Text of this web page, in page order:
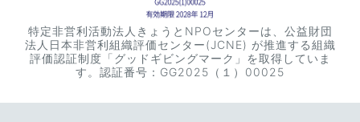
特定非営利活動法人きょうとNPOセンターは、公益財団
法人日本非営利組織評価センター(JCNE) が推進する組織
評価認証制度「グッドギビングマーク」を取得していま
す。認証番号：GG2025（１）00025